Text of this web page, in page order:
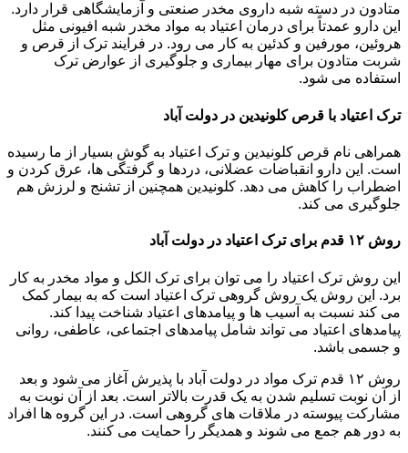
متادون در دسته شبه داروی مخدر صنعتی و آزمایشگاهی قرار دارد.
این دارو عمدتاً برای درمان اعتیاد به مواد مخدر شبه افیونی مثل
هروئین، مورفین و کدئین به کار می رود. در فرایند ترک از قرص و
شربت متادون برای مهار بیماری و جلوگیری از عوارض ترک
استفاده می شود.
ترک اعتیاد با قرص کلونیدین در دولت آباد
همراهی نام قرص کلونیدین و ترک اعتیاد به گوش بسیار از ما رسیده
است. این دارو انقباضات عضلانی، دردها و گرفتگی ها، عرق کردن و
اضطراب را کاهش می دهد. کلونیدین همچنین از تشنج و لرزش هم
جلوگیری می کند.
روش ۱۲ قدم برای ترک اعتیاد در دولت آباد
این روش ترک اعتیاد را می توان برای ترک الکل و مواد مخدر به کار
برد. این روش یک روش گروهی ترک اعتیاد است که به بیمار کمک
می کند نسبت به آسیب ها و پیامدهای اعتیاد شناخت پیدا کند.
پیامدهای اعتیاد می تواند شامل پیامدهای اجتماعی، عاطفی، روانی
و جسمی باشد.
روش ۱۲ قدم ترک مواد در دولت آباد با پذیرش آغاز می شود و بعد
از آن نوبت تسلیم شدن به یک قدرت بالاتر است. بعد از آن نوبت به
مشارکت پیوسته در ملاقات های گروهی است. در این گروه ها افراد
به دور هم جمع می شوند و همدیگر را حمایت می کنند.